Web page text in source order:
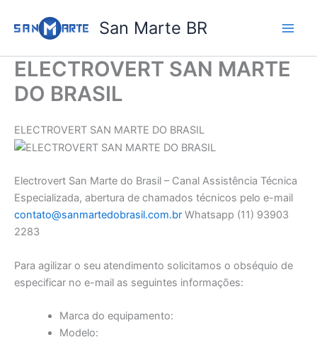
para
conteúdo
San Marte BR
ELECTROVERT SAN MARTE
DO BRASIL
ELECTROVERT SAN MARTE DO BRASIL
Electrovert San Marte do Brasil – Canal Assistência Técnica
Especializada, abertura de chamados técnicos pelo e-mail
contato@sanmartedobrasil.com.br Whatsapp (11) 93903
2283
Para agilizar o seu atendimento solicitamos o obséquio de
especificar no e-mail as seguintes informações:
Marca do equipamento:
Modelo: